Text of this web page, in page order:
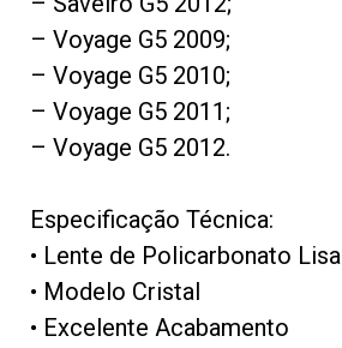
– Voyage G5 2009;
– Voyage G5 2010;
– Voyage G5 2011;
– Voyage G5 2012.
Especificação Técnica:
• Lente de Policarbonato Lisa
• Modelo Cristal
• Excelente Acabamento